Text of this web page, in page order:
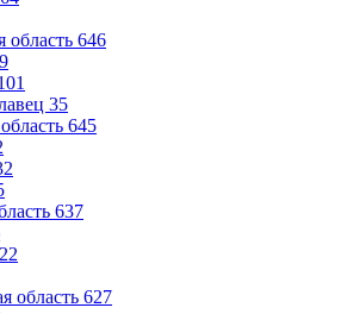
область 646
35
645
637
22
область 627